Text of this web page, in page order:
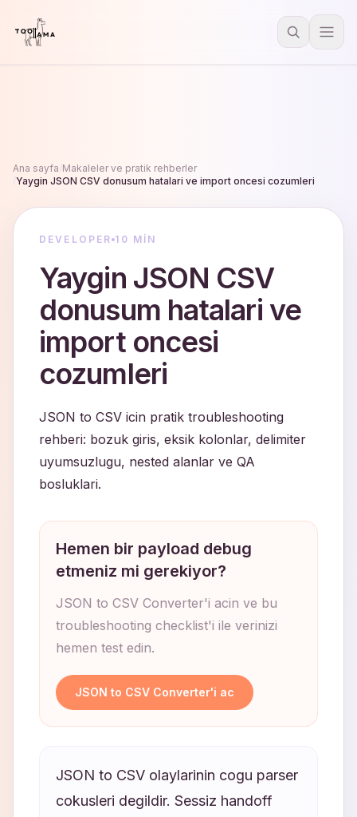
Ana sayfa Makaleler ve pratik rehberler
Yaygin JSON CSV donusum hatalari ve import oncesi cozumleri
DEVELOPER 10 MIN
Yaygin JSON CSV
donusum hatalari ve
import oncesi
cozumleri
JSON to CSV icin pratik troubleshooting
rehberi: bozuk giris, eksik kolonlar, delimiter
uyumsuzlugu, nested alanlar ve QA
bosluklari.
Hemen bir payload debug
etmeniz mi gerekiyor?
JSON to CSV Converter'i acin ve bu
troubleshooting checklist'i ile verinizi
hemen test edin.
JSON to CSV Converter'i ac
JSON to CSV olaylarinin cogu parser
cokusleri degildir. Sessiz handoff